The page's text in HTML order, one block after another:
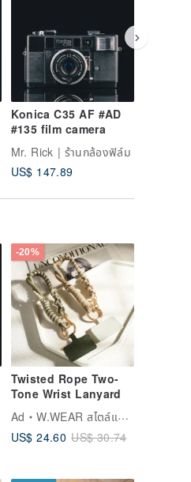
Konica C35 AF #AD
#135 film camera
Mr. Rick | ร้านกล้องฟิล์ม
US$ 147.89
-20%
Twisted Rope Two-
Tone Wrist Lanyard
Ad
W.WEAR สไตล์แห่งเวลา
US$ 24.60 US$ 30.74